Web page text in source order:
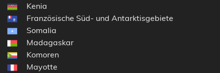
Kenia
Französische Süd- und Antarktisgebiete
Somalia
Madagaskar
Komoren
Mayotte